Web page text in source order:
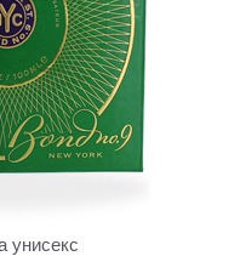
унисекс